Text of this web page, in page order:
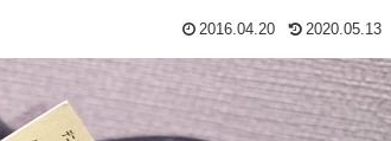
2016.04.20 2020.05.13